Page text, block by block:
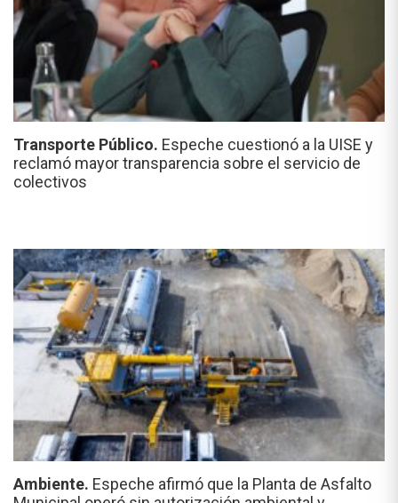
Transporte Público. Espeche cuestionó a la UISE y
reclamó mayor transparencia sobre el servicio de
colectivos
Ambiente. Espeche afirmó que la Planta de Asfalto